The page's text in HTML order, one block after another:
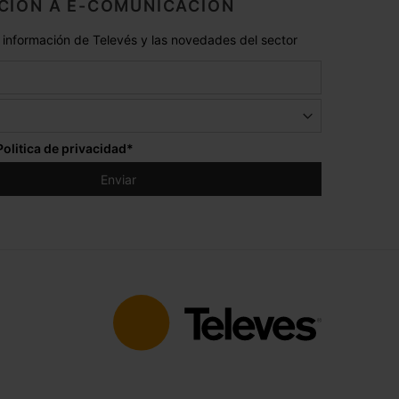
A E-COMUNICACIÓN
de Televés y las novedades del sector
de privacidad*